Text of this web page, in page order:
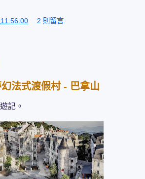
2 則留言:
幻法式渡假村 - 巴拿山
記。